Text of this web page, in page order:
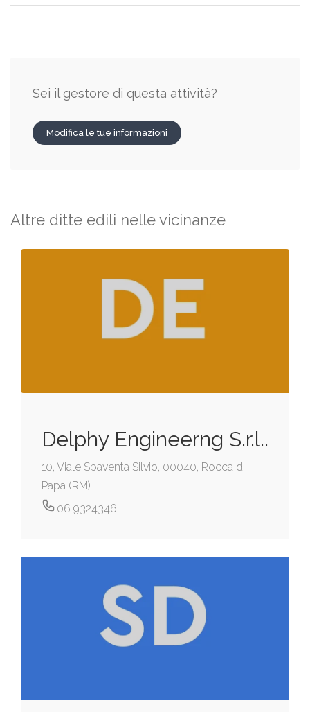
Sei il gestore di questa attività?
Modifica le tue informazioni
Altre ditte edili nelle vicinanze
Delphy Engineerng S.r.l..
10, Viale Spaventa Silvio, 00040, Rocca di
Papa (RM)
06 9324346